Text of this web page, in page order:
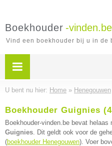
Boekhouder -vinden.be
Vind een boekhouder bij u in de
U bent nu hier: Home » Henegouwen
Boekhouder Guignies
Boekhouder-vinden.be bevat helaas
Guignies. Dit geldt ook voor de
(boekhouder Henegouwen). Voer